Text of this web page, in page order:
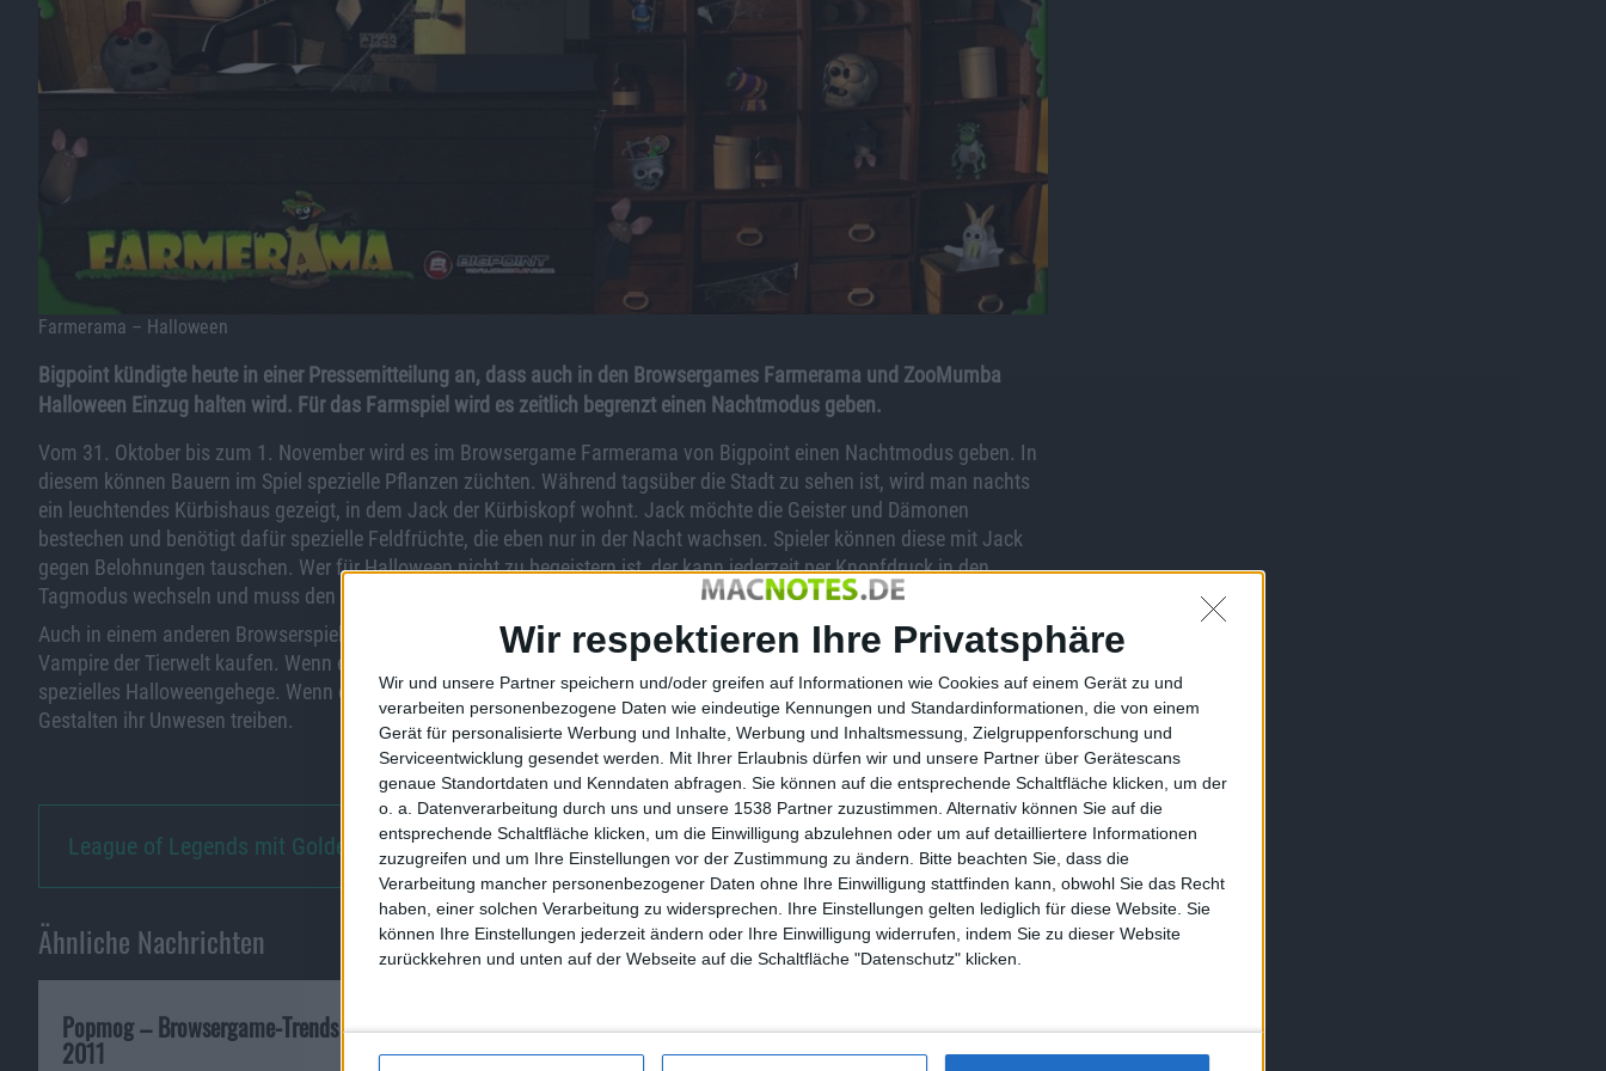
Wir respektieren Ihre Privatsphäre
Wir und unsere Partner speichern und/oder greifen auf Informationen wie Cookies auf einem Gerät zu und
verarbeiten personenbezogene Daten wie eindeutige Kennungen und Standardinformationen, die von einem
Gerät für personalisierte Werbung und Inhalte, Werbung und Inhaltsmessung, Zielgruppenforschung und
Serviceentwicklung gesendet werden.
Mit Ihrer Erlaubnis dürfen wir und unsere Partner über Gerätescans
genaue Standortdaten und Kenndaten abfragen. Sie können auf die entsprechende Schaltfläche klicken, um der
o. a. Datenverarbeitung durch uns und unsere 1538 Partner zuzustimmen. Alternativ können Sie auf die
entsprechende Schaltfläche klicken, um die Einwilligung abzulehnen oder um auf detailliertere Informationen
zuzugreifen und um Ihre Einstellungen vor der Zustimmung zu ändern.
Bitte beachten Sie, dass die
Verarbeitung mancher personenbezogener Daten ohne Ihre Einwilligung stattfinden kann, obwohl Sie das Recht
haben, einer solchen Verarbeitung zu widersprechen. Ihre Einstellungen gelten lediglich für diese Website. Sie
können Ihre Einstellungen jederzeit ändern oder Ihre Einwilligung widerrufen, indem Sie zu dieser Website
zurückkehren und unten auf der Webseite auf die Schaltfläche "Datenschutz" klicken.
Farmerama – Halloween
Bigpoint kündigte heute in einer Pressemitteilung an, dass auch in den Browsergames Farmerama und ZooMumba
Halloween Einzug halten wird. Für das Farmspiel wird es zeitlich begrenzt einen Nachtmodus geben.
Vom 31. Oktober bis zum 1. November wird es im Browsergame Farmerama von Bigpoint einen Nachtmodus geben. In
diesem können Bauern im Spiel spezielle Pflanzen züchten. Während tagsüber die Stadt zu sehen ist, wird man nachts
ein leuchtendes Kürbishaus gezeigt, in dem Jack der Kürbiskopf wohnt. Jack möchte die Geister und Dämonen
bestechen und benötigt dafür spezielle Feldfrüchte, die eben nur in der Nacht wachsen. Spieler können diese mit Jack
gegen Belohnungen tauschen. Wer für Halloween nicht zu begeistern ist, der kann jederzeit per Knopfdruck in den
Tagmodus wechseln und muss den Spuk nicht mitmachen.
Auch in einem anderen Browserspiel von Bigpoint, ZooMumba, hält Halloween Einzug. Dort kann man für kurze Zeit die
Vampire der Tierwelt kaufen. Wenn es Nacht wird, treiben sie dann ihr Unwesen im Zoo. Es gibt darüber hinaus auch ein
spezielles Halloweengehege. Wenn der Vollmond steht, dann wird daraus ein glibberiges Ödland, in dem schreckliche
Gestalten ihr Unwesen treiben.
League of Legends mit Golden J… R.O.H.A.N. Vendetta startet in…
Ähnliche Nachrichten
Popmog – Browsergame-Trends
2011
Warstory: Europe in Flames –
Relaunch des Browsergames für
Command and Conquer Tiberium
Alliances – Free-to-Play-